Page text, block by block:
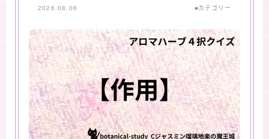
2026.08.06 ■カテゴリー